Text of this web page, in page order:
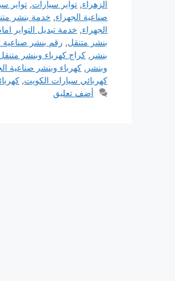
الزهراء, تواير سيارات, تواير
صناعية الجهراء, خدمة بنشر
الجهراء, خدمة تبديل التواير
بنشر متنقل, رقم بنشر صناعية
بنشر , كراج كهرباء وبنشر
وبنشر , كهرباء وبنشر صناعية
كهربائي سيارات الكويت,
أضف تعليق